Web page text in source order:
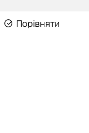
Порівняти